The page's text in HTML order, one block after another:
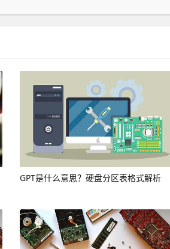
GPT是什么意思？硬盘分区表格式解析